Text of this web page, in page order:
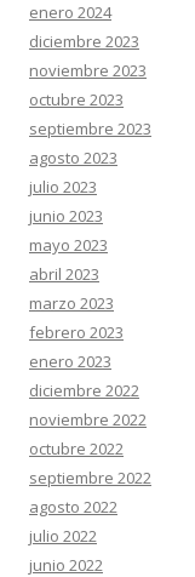
enero 2024
diciembre 2023
noviembre 2023
octubre 2023
septiembre 2023
agosto 2023
julio 2023
junio 2023
mayo 2023
abril 2023
marzo 2023
febrero 2023
enero 2023
diciembre 2022
noviembre 2022
octubre 2022
septiembre 2022
agosto 2022
julio 2022
junio 2022